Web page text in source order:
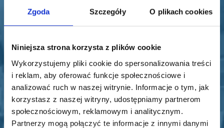
Zgoda Szczegóły O plikach cookies
Niniejsza strona korzysta z plików cookie
Wykorzystujemy pliki cookie do spersonalizowania treści
i reklam, aby oferować funkcje społecznościowe i
analizować ruch w naszej witrynie. Informacje o tym, jak
korzystasz z naszej witryny, udostępniamy partnerom
społecznościowym, reklamowym i analitycznym.
Partnerzy mogą połączyć te informacje z innymi danymi
Bardzo dobre. Trudny temat jaki jest okluzja
został omówiony idąc schematami działania.
To systematyzuje pracę i pokazuje, że dam
radę :)